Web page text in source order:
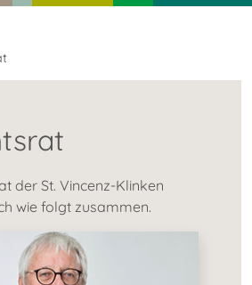
der St. Vincenz-Klinken
wie folgt zusammen.